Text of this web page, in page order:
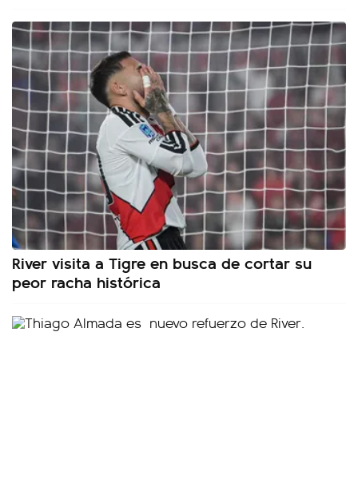
River visita a Tigre en busca de cortar su
peor racha histórica